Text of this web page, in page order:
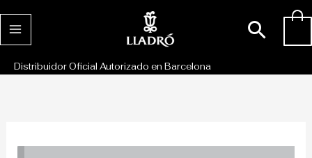
al
Distribuidor Oficial Autorizado en Barcelona